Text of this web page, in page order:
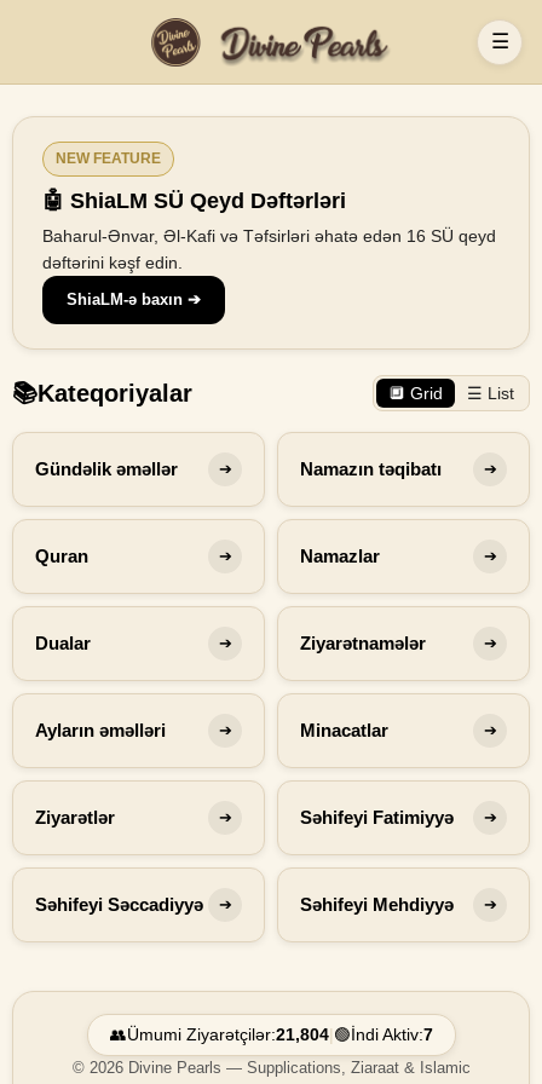
☰
NEW FEATURE
🤖 ShiaLM SÜ Qeyd Dəftərləri
Baharul-Ənvar, Əl-Kafi və Təfsirləri əhatə edən 16 SÜ qeyd
dəftərini kəşf edin.
ShiaLM-ə baxın ➔
📚Kateqoriyalar 🔲 Grid ☰ List
Gündəlik əməllər ➔ Namazın təqibatı ➔
Quran ➔ Namazlar ➔
Dualar ➔ Ziyarətnamələr ➔
Ayların əməlləri ➔ Minacatlar ➔
Ziyarətlər ➔ Səhifeyi Fatimiyyə ➔
Səhifeyi Səccadiyyə ➔ Səhifeyi Mehdiyyə ➔
👥Ümumi Ziyarətçilər:21,804| 🟢 İndi Aktiv:7
© 2026 Divine Pearls — Supplications, Ziaraat & Islamic